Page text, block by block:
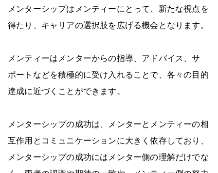
メンターシップはメンティーにとって、新たな視点を
得たり、キャリアの選択肢を広げる機会となります。
メンティーはメンターからの指導、アドバイス、サ
ポートなどを積極的に受け入れることで、各々の目的
達成に近づくことができます。
メンターシップの成功は、メンターとメンティーの相
互作用とコミュニケーションに大きく依存しており、
メンターシップの成功にはメンター側の理解だけでな